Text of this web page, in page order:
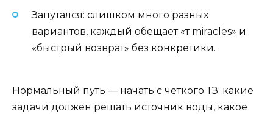
Запутался: слишком много разных
вариантов, каждый обещает «т miracles» и
«быстрый возврат» без конкретики.
Нормальный путь — начать с четкого ТЗ: какие
задачи должен решать источник воды, какое